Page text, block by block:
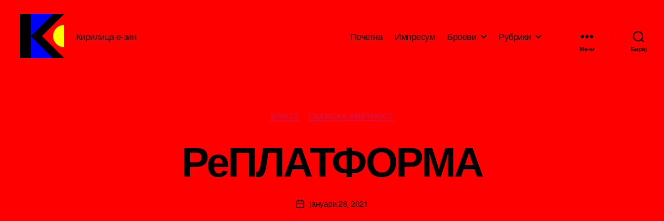
Кирилица е-зин Почетна Импресум Броеви Рубрики
Мени Барај
Categories
БРОЈ 2 СЦЕНСКА УМЕТНОСТ
РеПЛАТФОРМА
Post
author
B
y
ic
Postјануари 28, 2021